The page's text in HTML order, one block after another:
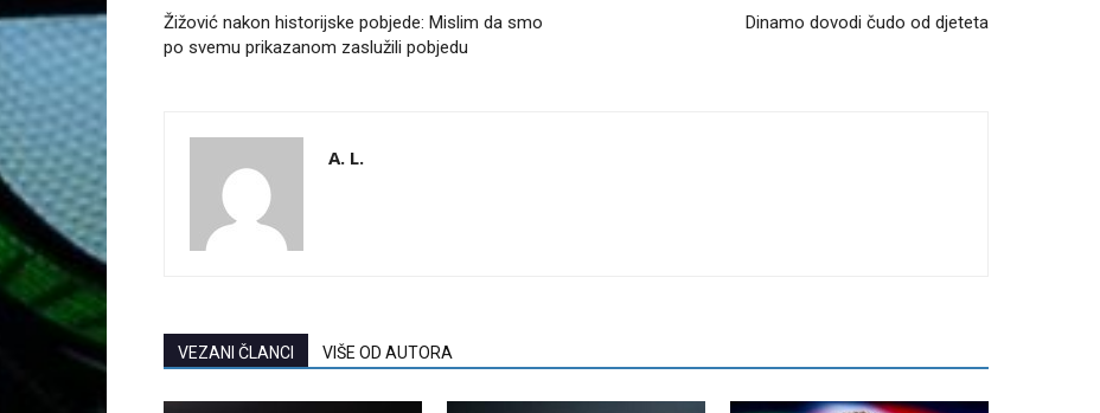
Žižović nakon historijske pobjede: Mislim da smo
po svemu prikazanom zaslužili pobjedu
Dinamo dovodi čudo od djeteta
A. L.
VEZANI ČLANCI VIŠE OD AUTORA